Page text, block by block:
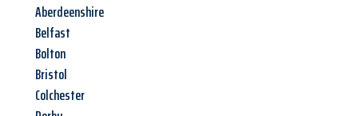
Aberdeenshire
Belfast
Bolton
Bristol
Colchester